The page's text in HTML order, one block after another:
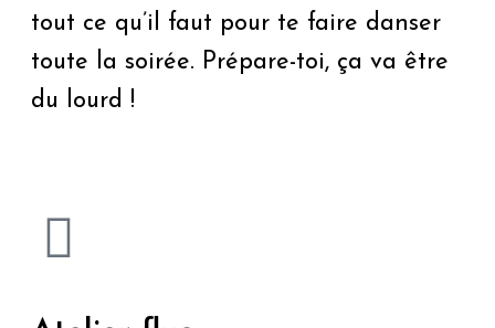
tout ce qu’il faut pour te faire danser
toute la soirée. Prépare-toi, ça va être
du lourd !